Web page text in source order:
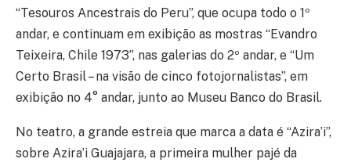
“Tesouros Ancestrais do Peru”, que ocupa todo o 1º
andar, e continuam em exibição as mostras “Evandro
Teixeira, Chile 1973”, nas galerias do 2º andar, e “Um
Certo Brasil – na visão de cinco fotojornalistas”, em
exibição no 4° andar, junto ao Museu Banco do Brasil.
No teatro, a grande estreia que marca a data é “Azira’i”,
sobre Azira’i Guajajara, a primeira mulher pajé da